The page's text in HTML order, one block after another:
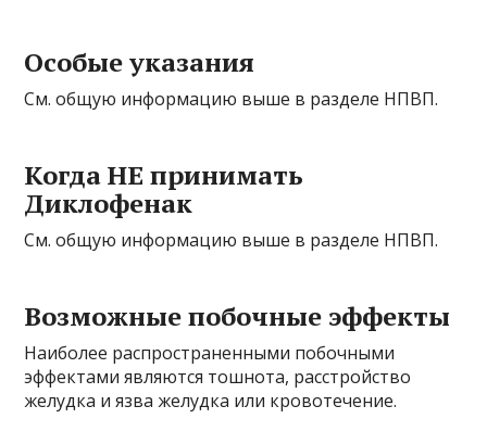
Особые указания
См. общую информацию выше в разделе НПВП.
Когда НЕ принимать
Диклофенак
См. общую информацию выше в разделе НПВП.
Возможные побочные эффекты
Наиболее распространенными побочными
эффектами являются тошнота, расстройство
желудка и язва желудка или кровотечение.